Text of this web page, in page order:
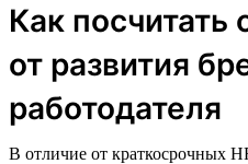
Как посчитать
от развития
работодателя
В отличие от краткосрочных